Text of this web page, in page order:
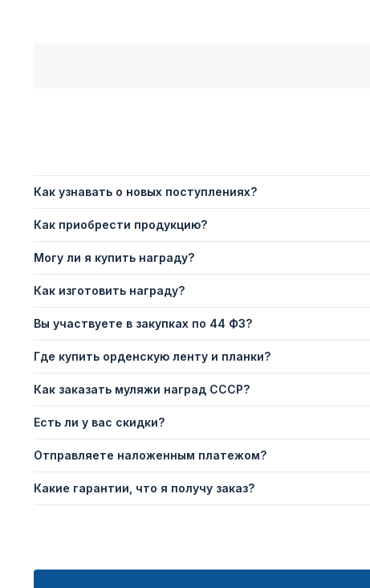
Как узнавать о новых поступлениях?
Как приобрести продукцию?
Могу ли я купить награду?
Как изготовить награду?
Вы участвуете в закупках по 44 ФЗ?
Где купить орденскую ленту и планки?
Как заказать муляжи наград СССР?
Есть ли у вас скидки?
Отправляете наложенным платежом?
Какие гарантии, что я получу заказ?